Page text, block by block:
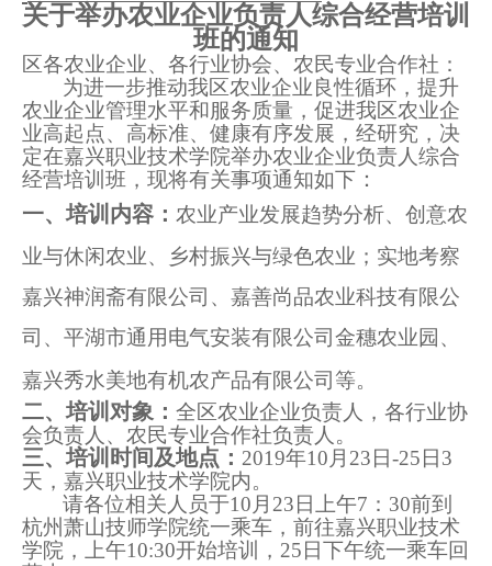
关于举办农业企业负责人综合经营培训
班的通知
区各农业企业、各行业协会、农民专业合作社：
为进一步推动我区农业企业良性循环，提升
农业企业管理水平和服务质量，促进我区农业企
业高起点、高标准、健康有序发展，经研究，决
定在嘉兴职业技术学院举办农业企业负责人综合
经营培训班，现将有关事项通知如下 ：
一、培训内容： 农业产业发展趋势分析、创意农
业与休闲农业、乡村振兴与绿色农业 ； 实地考察
嘉兴神润斋有限公司 、 嘉善尚品农业科技有限公
司 、 平湖市通用电气安装有限公司金穗农业园 、
嘉兴秀水美地有机农产品有限公司等。
二、培训对象： 全区农业企业负责人，各行业协
会负责人、农民专业合作社负责人 。
三、培训时间及地点： 2019年10月 23 日-25 日 3
天，嘉兴职业技术学院内。
请各位相关人员于10月23 日上午7 ： 30前到
杭州萧山技师学院统一乘车，前往嘉兴职业技术
学院，上午10:30开始培训， 25 日下午统一乘车回